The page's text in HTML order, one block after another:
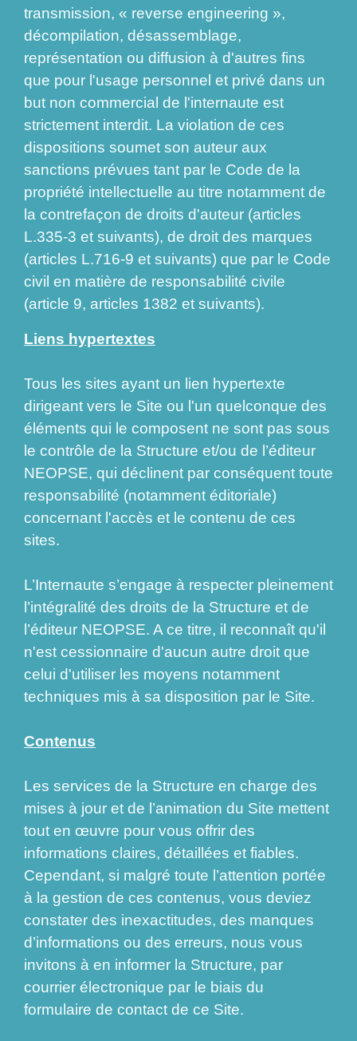
transmission, « reverse engineering »,
décompilation, désassemblage,
représentation ou diffusion à d'autres fins
que pour l'usage personnel et privé dans un
but non commercial de l'internaute est
strictement interdit. La violation de ces
dispositions soumet son auteur aux
sanctions prévues tant par le Code de la
propriété intellectuelle au titre notamment de
la contrefaçon de droits d'auteur (articles
L.335-3 et suivants), de droit des marques
(articles L.716-9 et suivants) que par le Code
civil en matière de responsabilité civile
(article 9, articles 1382 et suivants).
Liens hypertextes
Tous les sites ayant un lien hypertexte
dirigeant vers le Site ou l'un quelconque des
éléments qui le composent ne sont pas sous
le contrôle de la Structure et/ou de l’éditeur
NEOPSE, qui déclinent par conséquent toute
responsabilité (notamment éditoriale)
concernant l'accès et le contenu de ces
sites.
L’Internaute s’engage à respecter pleinement
l’intégralité des droits de la Structure et de
l’éditeur NEOPSE. A ce titre, il reconnaît qu'il
n'est cessionnaire d'aucun autre droit que
celui d'utiliser les moyens notamment
techniques mis à sa disposition par le Site.
Contenus
Les services de la Structure en charge des
mises à jour et de l’animation du Site mettent
tout en œuvre pour vous offrir des
informations claires, détaillées et fiables.
Cependant, si malgré toute l’attention portée
à la gestion de ces contenus, vous deviez
constater des inexactitudes, des manques
d’informations ou des erreurs, nous vous
invitons à en informer la Structure, par
courrier électronique par le biais du
formulaire de contact de ce Site.